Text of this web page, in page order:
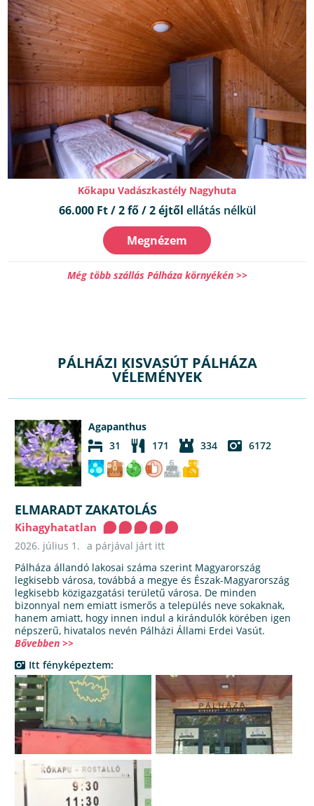
Kőkapu Vadászkastély Nagyhuta
66.000 Ft / 2 fő / 2 éjtől ellátás nélkül
Megnézem
Még több szállás Pálháza környékén >>
PÁLHÁZI KISVASÚT PÁLHÁZA
VÉLEMÉNYEK
Agapanthus
31
171 334 6172
ELMARADT ZAKATOLÁS
Kihagyhatatlan
2026. július 1. a párjával járt itt
Pálháza állandó lakosai száma szerint Magyarország
legkisebb városa, továbbá a megye és Észak-Magyarország
legkisebb közigazgatási területű városa. De minden
bizonnyal nem emiatt ismerős a település neve sokaknak,
hanem amiatt, hogy innen indul a kirándulók körében igen
népszerű, hivatalos nevén Pálházi Állami Erdei Vasút.
Bővebben >>
Itt fényképeztem: